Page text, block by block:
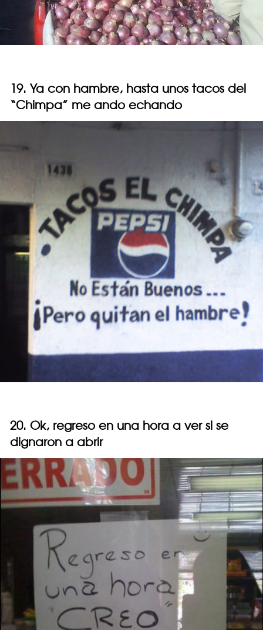
19. Ya con hambre, hasta unos tacos del
“Chimpa” me ando echando
20. Ok, regreso en una hora a ver si se
dignaron a abrir